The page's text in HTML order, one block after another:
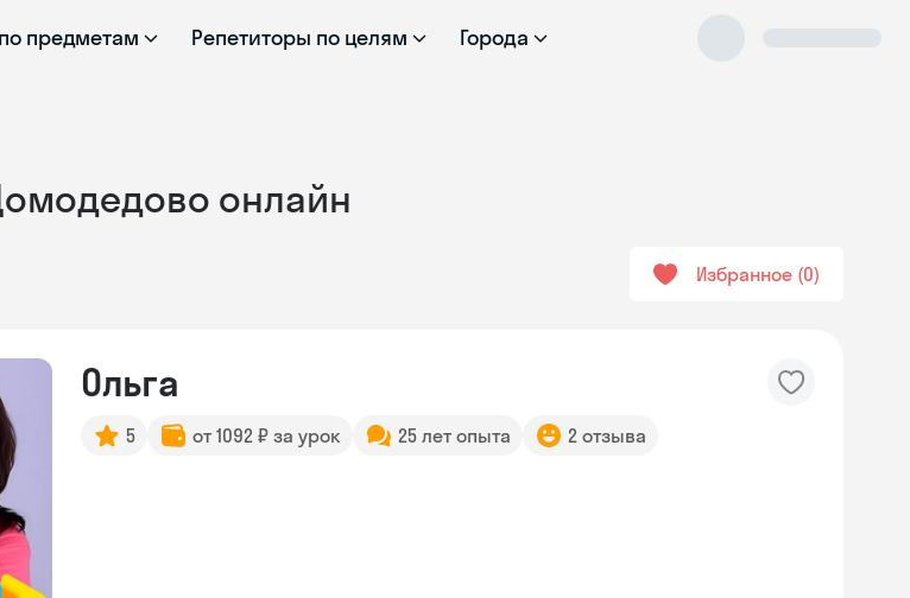
предметам Репетиторы по целям Города
онлайн
Избранное 0
Ольга
5 от 1092 ₽ за урок 25 лет опыта 2 отзыва